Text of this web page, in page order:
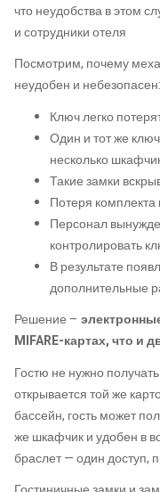
что неудобства в этом
и сотрудники отеля
Посмотрим, почему
неудобен и небезопасен:
Ключ легко
Один и тот же
несколько
Такие замки
Потеря комплекта
Персонал
контролировать
В результате
дополнительные
Решение –
MIFARE-картах, что и
Гостю не нужно
открывается той же
бассейн, гость может
же шкафчик и удобен в
браслет — один доступ,